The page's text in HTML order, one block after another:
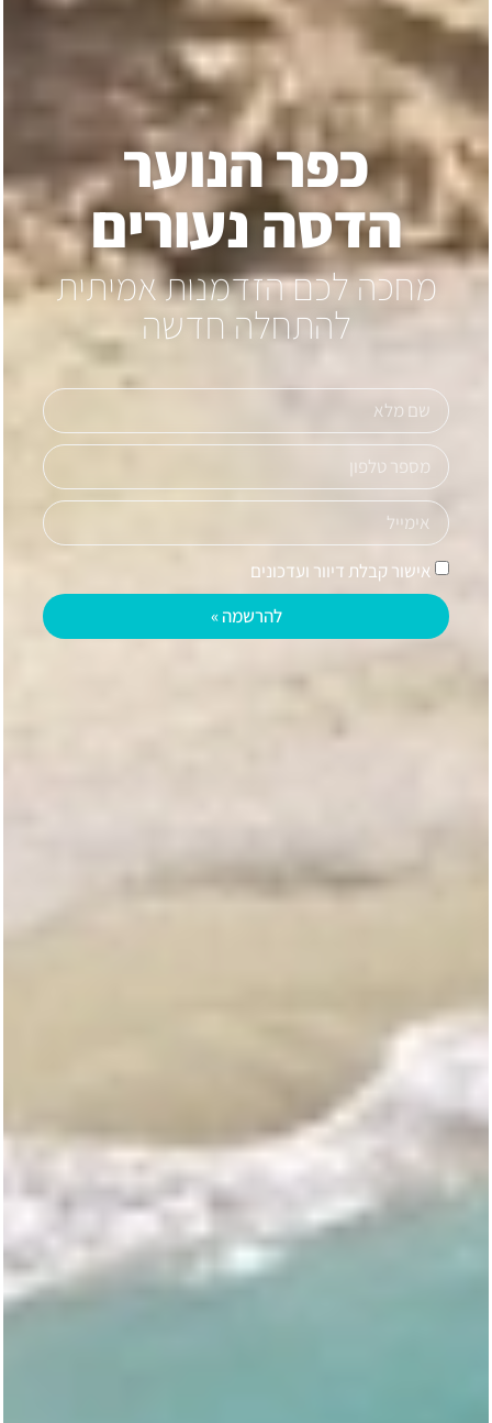
כפר הנוער
הדסה נעורים
מחכה לכם הזדמנות אמיתית
להתחלה חדשה
אישור קבלת דיוור ועדכונים
להרשמה »